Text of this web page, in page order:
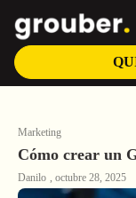
contenido
Marketing
Cómo crear un
Danilo , octubre 28, 2025